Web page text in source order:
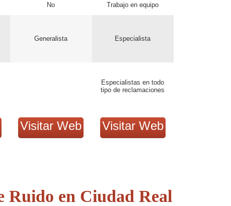
No
Generalista
Visitar Web
Trabajo en equipo
Especialista
Especialistas en todo
tipo de reclamaciones
Visitar Web
Ruido en Ciudad Real